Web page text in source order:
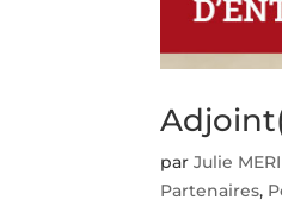
parJulie
Partenaires,